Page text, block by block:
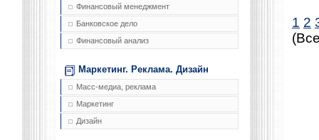
Финансовый менеджмент
Банковское дело
Финансовый анализ
Маркетинг. Реклама. Дизайн
Масс-медиа, реклама
Маркетинг
Дизайн
1 2